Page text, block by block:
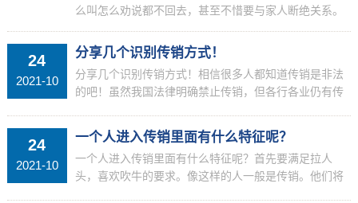
么叫怎么劝说都不回去，甚至不惜要与家人断绝关系。
这类的问题。首先，我们先来讲一讲，为什么会被传销
洗脑，被...
24
2021-10
分享几个识别传销方式！
分享几个识别传销方式！相信很多人都知道传销是非法
的吧！虽然我国法律明确禁止传销，但各行各业仍有传
传销。这些新传销套路很深，有反侦察能力。很难识别
它们。今...
24
2021-10
一个人进入传销里面有什么特征呢？
一个人进入传销里面有什么特征呢？首先要满足拉人
头，喜欢吹牛的要求。像这样的人一般是传销。他们将